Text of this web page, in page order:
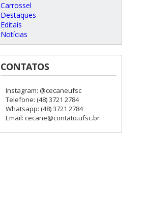
Carrossel
Destaques
Editais
Notícias
CONTATOS
Instagram: @cecaneufsc
Telefone: (48) 3721 2784
Whatsapp: (48) 3721 2784
Email: cecane@contato.ufsc.br